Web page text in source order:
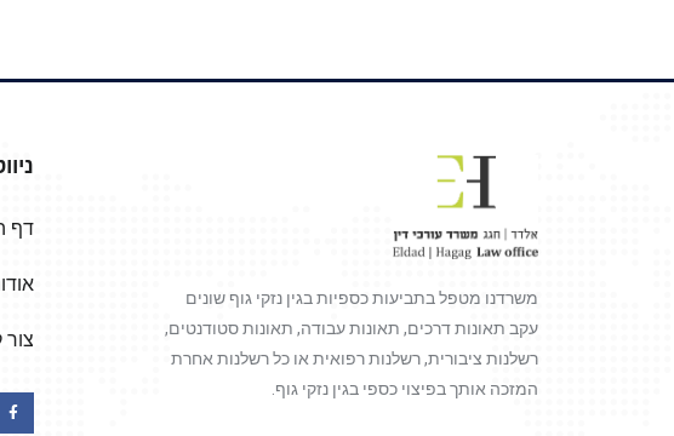
משרדנו מטפל בתביעות כספיות בגין נזקי גוף שונים
עקב תאונות דרכים, תאונות עבודה, תאונות סטודנטים,
רשלנות ציבורית, רשלנות רפואית או כל רשלנות אחרת
המזכה אותך בפיצוי כספי בגין נזקי גוף.
דף